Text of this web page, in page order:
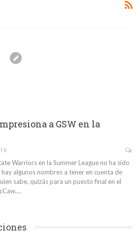
a GSW en la
Warriors en la Summer League no ha sido
algunos nombres a tener en cuenta de
sabe, quizás para un puesto final en el